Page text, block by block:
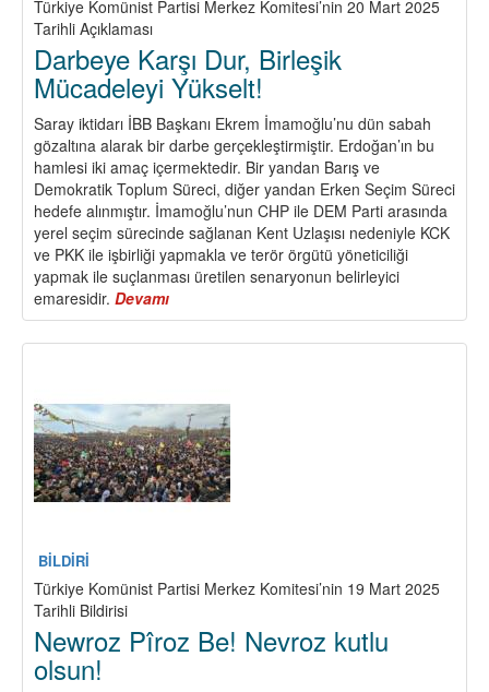
Türkiye Komünist Partisi Merkez Komitesi’nin 20 Mart 2025
Tarihli Açıklaması
Darbeye Karşı Dur, Birleşik
Mücadeleyi Yükselt!
Saray iktidarı İBB Başkanı Ekrem İmamoğlu’nu dün sabah
gözaltına alarak bir darbe gerçekleştirmiştir. Erdoğan’ın bu
hamlesi iki amaç içermektedir. Bir yandan Barış ve
Demokratik Toplum Süreci, diğer yandan Erken Seçim Süreci
hedefe alınmıştır. İmamoğlu’nun CHP ile DEM Parti arasında
yerel seçim sürecinde sağlanan Kent Uzlaşısı nedeniyle KCK
ve PKK ile işbirliği yapmakla ve terör örgütü yöneticiliği
yapmak ile suçlanması üretilen senaryonun belirleyici
emaresidir. Devamı
Darbeye
Karşı
Mücadeleyi
Yükselt!
BİLDİRİ
Türkiye Komünist Partisi Merkez Komitesi’nin 19 Mart 2025
Tarihli Bildirisi
Newroz Pîroz Be! Nevroz kutlu
olsun!